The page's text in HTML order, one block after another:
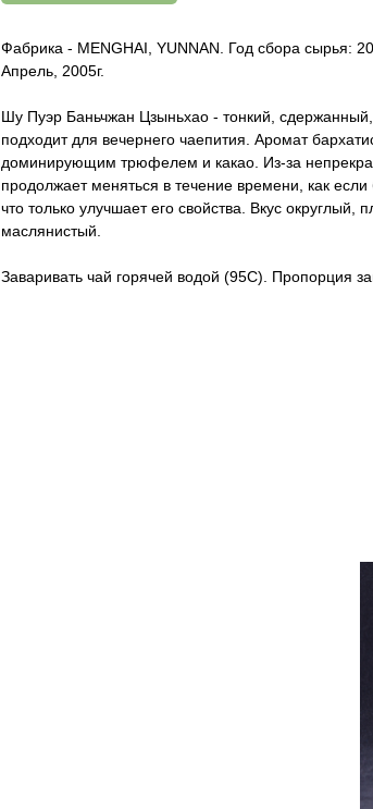
Фабрика - MENGHAI, YUNNAN. Год сбора сырья:
Апрель, 2005г.
Шу Пуэр Баньчжан Цзыньхао - тонкий,
подходит для вечернего чаепития. Аромат
доминирующим трюфелем и какао. Из-за
продолжает меняться в течение времени, как
что только улучшает его свойства. Вкус округлый,
маслянистый.
Заваривать чай горячей водой (95С). Пропорция